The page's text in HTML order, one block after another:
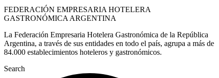
FEDERACIÓN EMPRESARIA HOTELERA
GASTRONÓMICA ARGENTINA
La Federación Empresaria Hotelera Gastronómica de la República
Argentina, a través de sus entidades en todo el país, agrupa a más de
84.000 establecimientos hoteleros y gastronómicos.
Search